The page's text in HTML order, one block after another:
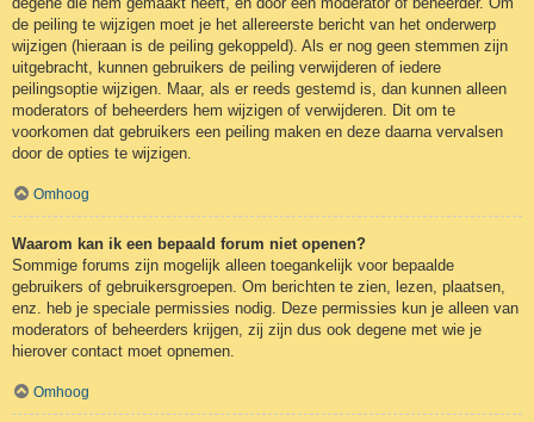
de peiling te wijzigen moet je het allereerste bericht van het onderwerp
wijzigen (hieraan is de peiling gekoppeld). Als er nog geen stemmen zijn
uitgebracht, kunnen gebruikers de peiling verwijderen of iedere
peilingsoptie wijzigen. Maar, als er reeds gestemd is, dan kunnen alleen
moderators of beheerders hem wijzigen of verwijderen. Dit om te
voorkomen dat gebruikers een peiling maken en deze daarna vervalsen
door de opties te wijzigen.
Omhoog
Waarom kan ik een bepaald forum niet openen?
Sommige forums zijn mogelijk alleen toegankelijk voor bepaalde
gebruikers of gebruikersgroepen. Om berichten te zien, lezen, plaatsen,
enz. heb je speciale permissies nodig. Deze permissies kun je alleen van
moderators of beheerders krijgen, zij zijn dus ook degene met wie je
hierover contact moet opnemen.
Omhoog